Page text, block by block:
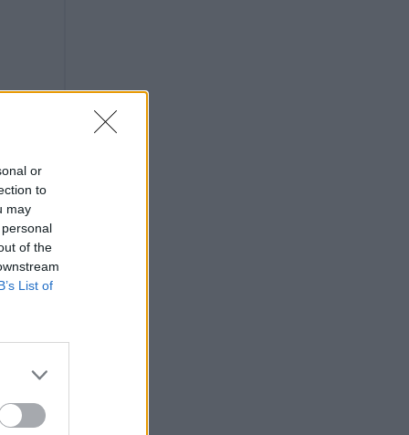
or
to
may
of the
List of